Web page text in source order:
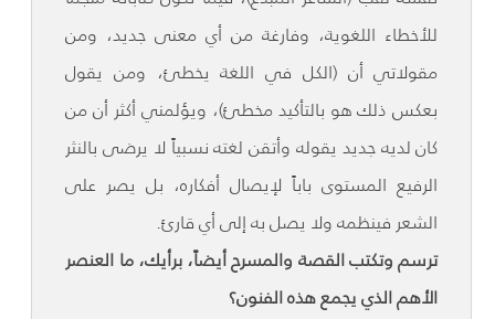
للأخطاء اللغوية، وفارغة من أي معنى جديد، ومن
مقولاتي أن (الكل في اللغة يخطئ، ومن يقول
بعكس ذلك هو بالتأكيد مخطئ)، ويؤلمني أكثر أن من
كان لديه جديد يقوله وأتقن لغته نسبياً لا يرضى بالنثر
الرفيع المستوى باباً لإيصال أفكاره، بل يصر على
الشعر فينظمه ولا يصل به إلى أي قارئ.
ترسم وتكتب القصة والمسرح أيضاً، برأيك، ما العنصر
الأهم الذي يجمع هذه الفنون؟